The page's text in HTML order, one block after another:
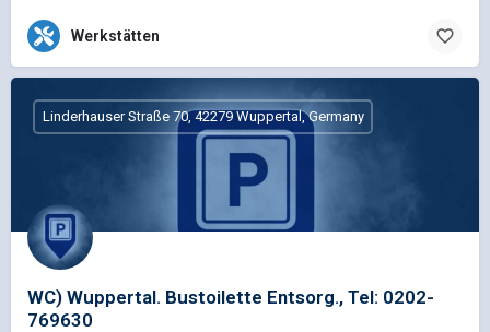
Werkstätten
WC) Wuppertal. Bustoilette Entsorg., Tel: 0202-
769630
Linderhauser Straße 70, 42279 Wuppertal, Germany